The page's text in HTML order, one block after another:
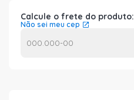
Calcule o frete do produto:
Não sei meu cep